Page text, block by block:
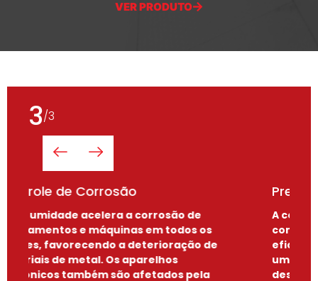
VER PRODUTO
3/3
Prevenção a Condensação
A condensação pode danificar produtos,
comprometer a segurança sanitária e a
eficiência operacional. Controlar a
umidade na indústria é um grande
desafio, mas nós sabemos como resolver.